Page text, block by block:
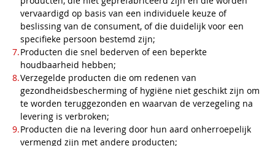
vervaardigd op basis van een individuele keuze of
beslissing van de consument, of die duidelijk voor een
specifieke persoon bestemd zijn;
Producten die snel bederven of een beperkte
houdbaarheid hebben;
Verzegelde producten die om redenen van
gezondheidsbescherming of hygiëne niet geschikt zijn om
te worden teruggezonden en waarvan de verzegeling na
levering is verbroken;
Producten die na levering door hun aard onherroepelijk
vermengd zijn met andere producten;